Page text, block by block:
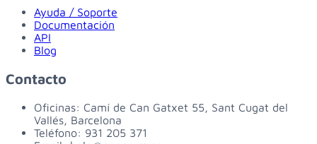
Ayuda / Soporte
Documentación
API
Blog
Contacto
Oficinas: Camí de Can Gatxet 55, Sant Cugat del
Vallés, Barcelona
Teléfono: 931 205 371